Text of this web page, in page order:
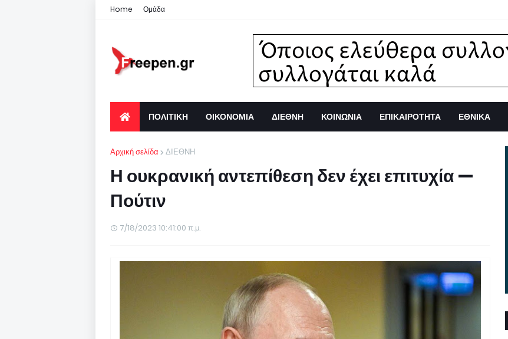
Home Ομάδα
ΠΟΛΙΤΙΚΗ ΟΙΚΟΝΟΜΙΑ ΔΙΕΘΝΗ ΚΟΙΝΩΝΙΑ ΕΠΙΚΑΙΡΟΤΗΤΑ ΕΘΝΙΚΑ
Αρχική σελίδα ΔΙΕΘΝΗ
Η ουκρανική αντεπίθεση δεν έχει επιτυχία —
Πούτιν
7/18/2023 10:41:00 π.μ.